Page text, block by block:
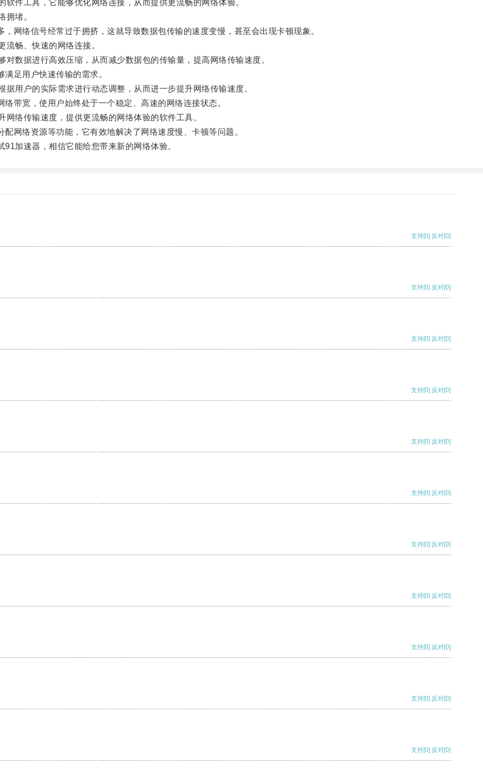
件工具，它能够优化网络连接，从而提供更流畅的网络体验。
堵。
络信号经常过于拥挤，这就导致数据包传输的速度变慢，甚至会出现卡顿现象。
畅、快速的网络连接。
数据进行高效压缩，从而减少数据包的传输量，提高网络传输速度。
足用户快速传输的需求。
用户的实际需求进行动态调整，从而进一步提升网络传输速度。
宽，使用户始终处于一个稳定、高速的网络连接状态。
络传输速度，提供更流畅的网络体验的软件工具。
络资源等功能，它有效地解决了网络速度慢、卡顿等问题。
加速器，相信它能给您带来新的网络体验。
支持[0] 反对[0]
支持[0] 反对[0]
支持[0] 反对[0]
支持[0] 反对[0]
支持[0] 反对[0]
支持[0] 反对[0]
支持[0] 反对[0]
支持[0] 反对[0]
支持[0] 反对[0]
支持[0] 反对[0]
支持[0] 反对[0]